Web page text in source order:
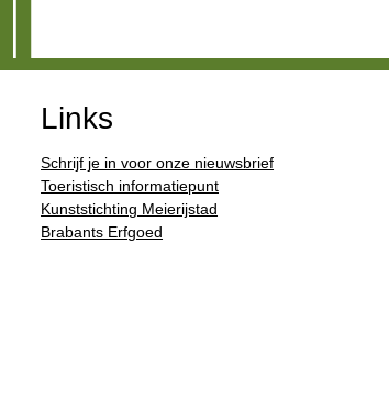
Links
Schrijf je in voor onze nieuwsbrief
Toeristisch informatiepunt
Kunststichting Meierijstad
Brabants Erfgoed